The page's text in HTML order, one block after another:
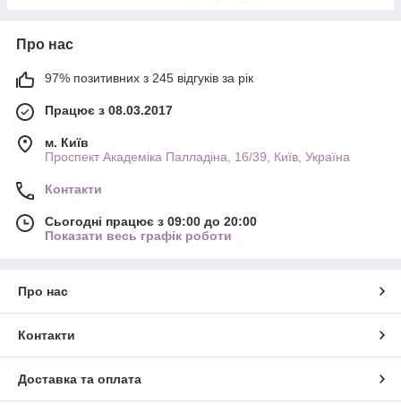
Про нас
97% позитивних з 245 відгуків за рік
Працює з 08.03.2017
м. Київ
Проспект Академіка Палладіна, 16/39, Київ, Україна
Контакти
Сьогодні працює з 09:00 до 20:00
Показати весь графік роботи
Про нас
Контакти
Доставка та оплата